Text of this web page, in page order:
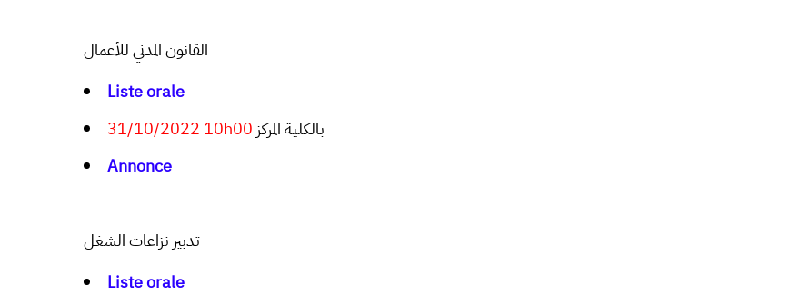
القانون المدني للأعمال
Liste orale
31/10/2022 10h00 بالكلية المركز
Annonce
تدبير نزاعات الشغل
Liste orale